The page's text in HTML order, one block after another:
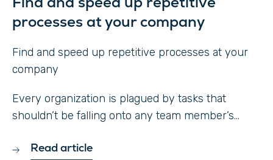
processes at your company
Find and speed up repetitive processes at your
company
Every organization is plagued by tasks that
shouldn’t be falling onto any team member’s...
Read article